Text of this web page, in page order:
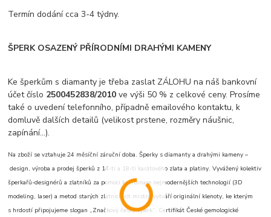
Termín dodání cca 3-4 týdny.
ŠPERK OSAZENÝ PŘÍRODNÍMI DRAHÝMI KAMENY
Ke šperkům s diamanty je třeba zaslat ZÁLOHU na náš bankovní
účet číslo 2500452838/2010ve výši 50 % z celkové ceny. Prosíme
také o uvedení telefonního, případně emailového kontaktu, k
domluvě dalších detailů (velikost prstene, rozměry náušnic,
zapínání...).
Na zboží se vztahuje 24 měsíční záruční doba. Šperky s diamanty a drahými kameny –
design, výroba a prodej šperků z 14-ti a 18-ti karátového zlata a platiny. Vyvážený kolektiv
šperkařů-designérů a zlatníků za pomoci kombinace nejmodernějších technologií (3D
modeling, laser) a metod starých zlatnických mistrů vytváří originální klenoty, ke kterým
s hrdostí připojujeme slogan „Značkový český šperk“. Certifikát České gemologické